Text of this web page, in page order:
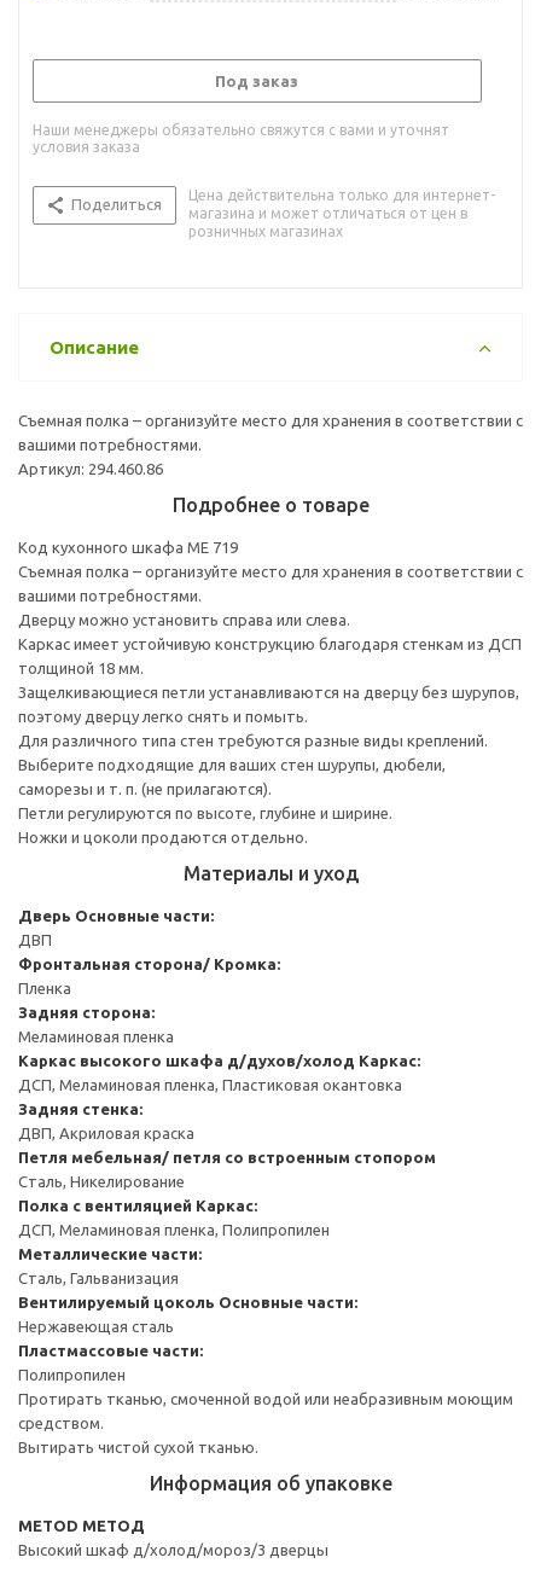
Под заказ
Наши менеджеры обязательно свяжутся с вами и уточнят
условия заказа
Поделиться
Цена действительна только для интернет-
магазина и может отличаться от цен в
розничных магазинах
Описание
Съемная полка – организуйте место для хранения в соответствии с
вашими потребностями.
Артикул: 294.460.86
Подробнее о товаре
Код кухонного шкафа ME 719
Съемная полка – организуйте место для хранения в соответствии с
вашими потребностями.
Дверцу можно установить справа или слева.
Каркас имеет устойчивую конструкцию благодаря стенкам из ДСП
толщиной 18 мм.
Защелкивающиеся петли устанавливаются на дверцу без шурупов,
поэтому дверцу легко снять и помыть.
Для различного типа стен требуются разные виды креплений.
Выберите подходящие для ваших стен шурупы, дюбели,
саморезы и т. п. (не прилагаются).
Петли регулируются по высоте, глубине и ширине.
Ножки и цоколи продаются отдельно.
Материалы и уход
Дверь Основные части:
ДВП
Фронтальная сторона/ Кромка:
Пленка
Задняя сторона:
Меламиновая пленка
Каркас высокого шкафа д/духов/холод Каркас:
ДСП, Меламиновая пленка, Пластиковая окантовка
Задняя стенка:
ДВП, Акриловая краска
Петля мебельная/ петля со встроенным стопором
Сталь, Никелирование
Полка с вентиляцией Каркас:
ДСП, Меламиновая пленка, Полипропилен
Металлические части:
Сталь, Гальванизация
Вентилируемый цоколь Основные части:
Нержавеющая сталь
Пластмассовые части:
Полипропилен
Протирать тканью, смоченной водой или неабразивным моющим
средством.
Вытирать чистой сухой тканью.
Информация об упаковке
METOD МЕТОД
Высокий шкаф д/холод/мороз/3 дверцы